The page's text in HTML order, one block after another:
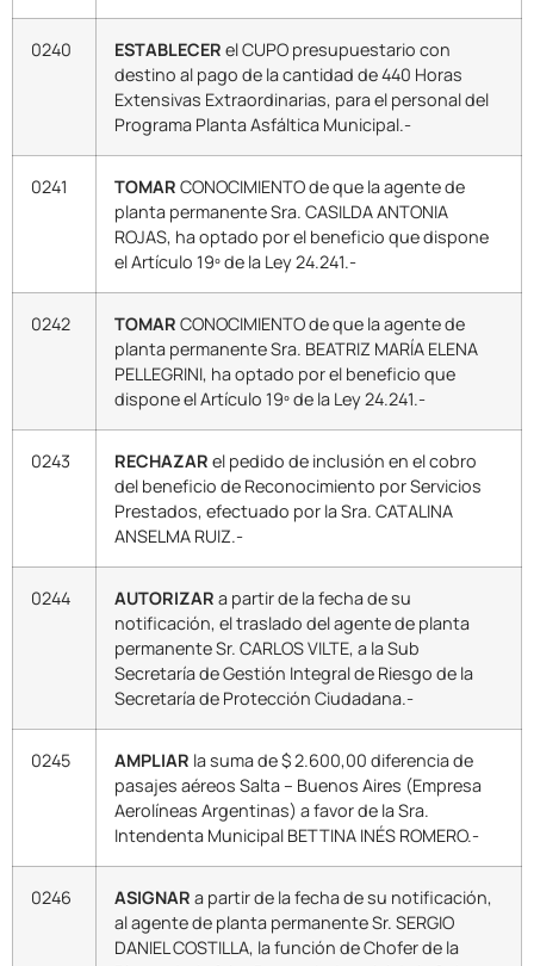
0240 ESTABLECER el CUPO presupuestario con
destino al pago de la cantidad de 440 Horas
Extensivas Extraordinarias, para el personal del
Programa Planta Asfáltica Municipal.-
0241 TOMAR CONOCIMIENTO de que la agente de
planta permanente Sra. CASILDA ANTONIA
ROJAS, ha optado por el beneficio que dispone
el Artículo 19º de la Ley 24.241.-
0242 TOMAR CONOCIMIENTO de que la agente de
planta permanente Sra. BEATRIZ MARÍA ELENA
PELLEGRINI, ha optado por el beneficio que
dispone el Artículo 19º de la Ley 24.241.-
0243 RECHAZAR el pedido de inclusión en el cobro
del beneficio de Reconocimiento por Servicios
Prestados, efectuado por la Sra. CATALINA
ANSELMA RUIZ.-
0244 AUTORIZAR a partir de la fecha de su
notificación, el traslado del agente de planta
permanente Sr. CARLOS VILTE, a la Sub
Secretaría de Gestión Integral de Riesgo de la
Secretaría de Protección Ciudadana.-
0245 AMPLIAR la suma de $ 2.600,00 diferencia de
pasajes aéreos Salta – Buenos Aires (Empresa
Aerolíneas Argentinas) a favor de la Sra.
Intendenta Municipal BETTINA INÉS ROMERO.-
0246 ASIGNAR a partir de la fecha de su notificación,
al agente de planta permanente Sr. SERGIO
DANIEL COSTILLA, la función de Chofer de la